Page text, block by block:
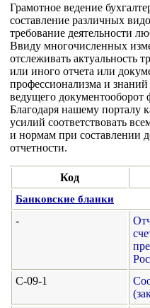
Грамотное ведение
составление различных
требование деятельности
Ввиду многочисленных
отслеживать актуальность
или иного отчета или
профессионализма и знаний
ведущего документооборот
Благодаря нашему порталу
усилий соответствовать
и нормам при составлении
отчетности.
Код
Банковские бланки
-
С-09-1